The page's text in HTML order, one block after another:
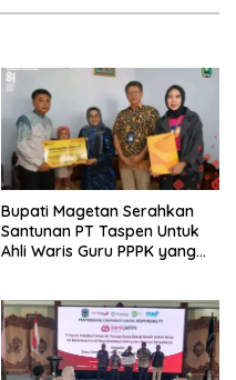
Bupati Magetan Serahkan
Santunan PT Taspen Untuk
Ahli Waris Guru PPPK yang